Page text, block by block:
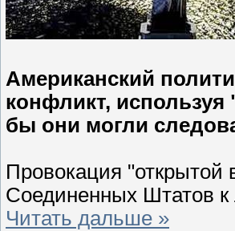
Американский
конфликт,
бы они могли
Провокация
Соединенных Штатов к
Читать дальше »